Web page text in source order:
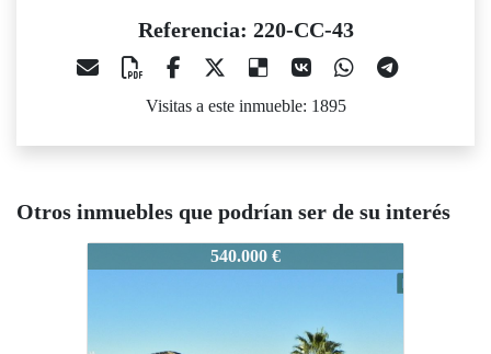
Referencia: 220-CC-43
Visitas a este inmueble: 1895
Otros inmuebles que podrían ser de su interés
420.000 €